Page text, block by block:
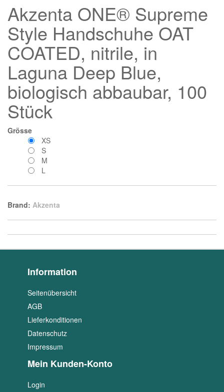
Akzenta ONE® Supreme
Style Handschuhe OAT
COATED, nitrile, in
Laguna Deep Blue,
biologisch abbaubar, 100
Stück
Grösse
XS
S
M
L
Brand: Akzenta
Information
Seitenübersicht
AGB
Lieferkonditionen
Datenschutz
Impressum
Mein Kunden-Konto
Login